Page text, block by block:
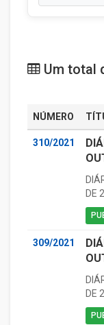
Um total
NÚMERO
310/2021
DE
309/2021
DE